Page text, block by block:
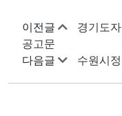
이전글
경기도
공고문
다음글
수원시